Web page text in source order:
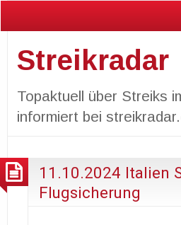
Streikradar
Topaktuell über Streiks
informiert bei
11.10.2024 Italien
Flugsicherung